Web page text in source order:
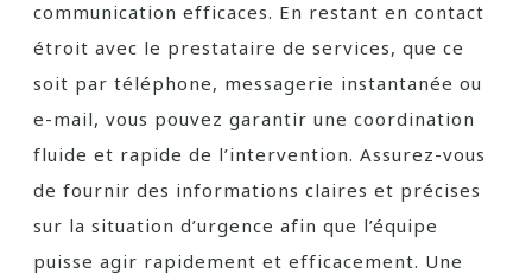
communication efficaces. En restant en contact
étroit avec le prestataire de services, que ce
soit par téléphone, messagerie instantanée ou
e-mail, vous pouvez garantir une coordination
fluide et rapide de l’intervention. Assurez-vous
de fournir des informations claires et précises
sur la situation d’urgence afin que l’équipe
puisse agir rapidement et efficacement. Une